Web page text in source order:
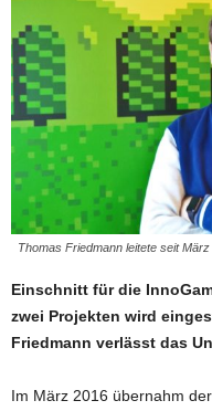
Thomas Friedmann leitete seit
Einschnitt für die
zwei Projekten wird
Friedmann verlässt das
Im März 2016 übernahm